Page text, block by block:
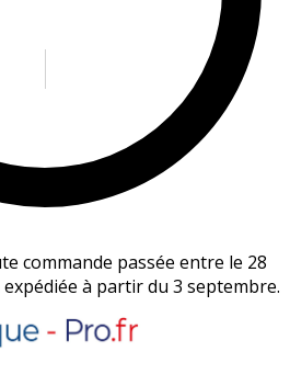
commande passée entre le 28
à partir du 3 septembre.